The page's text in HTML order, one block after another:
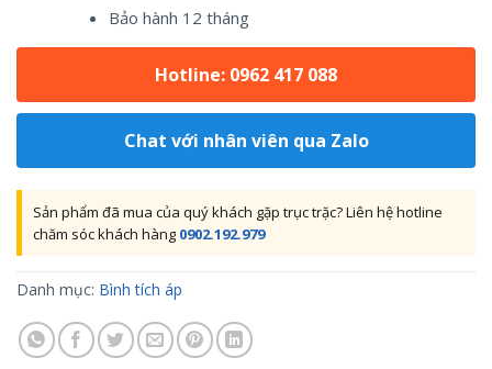
Bảo hành 12 tháng
Hotline: 0962 417 088
Chat với nhân viên qua Zalo
Sản phẩm đã mua của quý khách gặp trục trặc? Liên hệ hotline
chăm sóc khách hàng 0902.192.979
Danh mục: Bình tích áp